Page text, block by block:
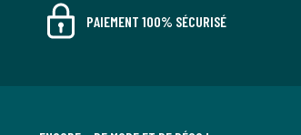
PAIEMENT 100% SÉCURISÉ